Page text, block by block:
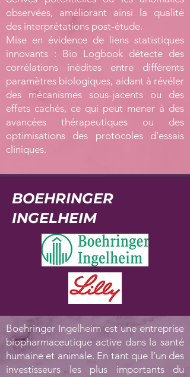
observées, améliorant ainsi la qualité
des interprétations post-étude.
Mise en évidence de liens statistiques
innovants : Bio Logbook détecte des
corrélations inédites entre différents
paramètres biologiques, aidant à révéler
des mécanismes sous-jacents ou des
effets cachés, ce qui peut mener à des
avancées thérapeutiques ou des
optimisations des protocoles d’essais
cliniques.
BOEHRINGER
INGELHEIM
Boehringer Ingelheim est une entreprise
biopharmaceutique active dans la santé
humaine et animale. En tant que l’un des
investisseurs les plus importants du